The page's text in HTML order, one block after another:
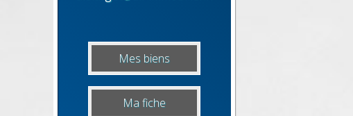
Mes biens
Ma fiche